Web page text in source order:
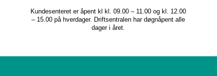
Kundesenteret er åpent kl kl. 09.00 – 11.00 og kl. 12.00
– 15.00 på hverdager. Driftsentralen har døgnåpent alle
dager i året.